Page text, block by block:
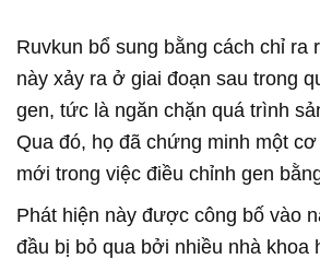
Ruvkun bổ sung bằng cách chỉ ra
này xảy ra ở giai đoạn sau trong
gen, tức là ngăn chặn quá trình
Qua đó, họ đã chứng minh một
mới trong việc điều chỉnh gen
Phát hiện này được công bố vào
đầu bị bỏ qua bởi nhiều nhà khoa